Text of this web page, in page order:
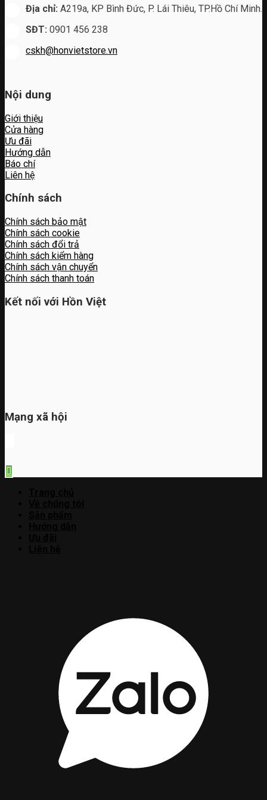
Địa chỉ: A219a, KP Bình Đức, P. Lái Thiêu, TP.Hồ Chí Minh.
SĐT: 0901 456 238
cskh@honvietstore.vn
Nội dung
Giới thiệu
Cửa hàng
Ưu đãi
Hướng dẫn
Báo chí
Liên hệ
Chính sách
Chính sách bảo mật
Chính sách cookie
Chính sách đổi trả
Chính sách kiểm hàng
Chính sách vận chuyển
Chính sách thanh toán
Kết nối với Hồn Việt
Mạng xã hội